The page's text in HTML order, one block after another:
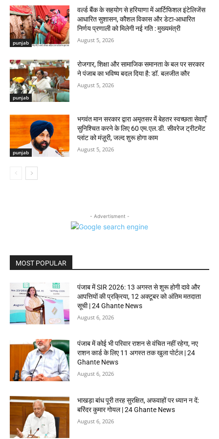
punjab
वर्ल्ड बैंक के सहयोग से हरियाणा में आर्टिफिशल इंटेलिजेंस
आधारित सुशासन, कौशल विकास और डेटा-आधारित
निर्णय प्रणाली को मिलेगी नई गति : मुख्यमंत्री
August 5, 2026
punjab
रोजगार, शिक्षा और सामाजिक समानता के बल पर सरकार
ने पंजाब का भविष्य बदल दिया है: डॉ. बलजीत कौर
August 5, 2026
punjab
भगवंत मान सरकार द्वारा अमृतसर में बेहतर स्वच्छता सेवाएँ
सुनिश्चित करने के लिए 60 एम.एल.डी. सीवरेज ट्रीटमेंट
प्लांट को मंज़ूरी, जल्द शुरू होगा काम
August 5, 2026
- Advertisment -
MOST POPULAR
पंजाब में SIR 2026: 13 अगस्त से शुरू होगी दावे और
आपत्तियों की प्रक्रिया, 12 अक्टूबर को अंतिम मतदाता
सूची | 24 Ghante News
August 6, 2026
पंजाब में कोई भी परिवार राशन से वंचित नहीं रहेगा, नए
राशन कार्ड के लिए 11 अगस्त तक खुला पोर्टल | 24
Ghante News
August 6, 2026
भाखड़ा बांध पूरी तरह सुरक्षित, अफवाहों पर ध्यान न दें:
बरिंदर कुमार गोयल | 24 Ghante News
August 6, 2026